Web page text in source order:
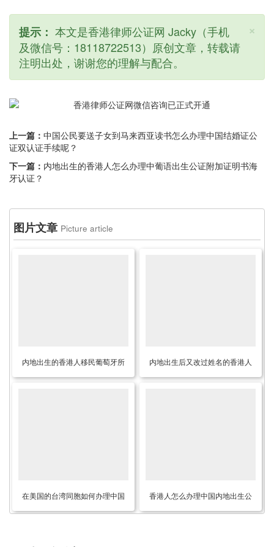
×
提示： 本文是香港律师公证网 Jacky（手机
及微信号：18118722513）原创文章，转载请
注明出处，谢谢您的理解与配合。
上一篇： 中国公民要送子女到马来西亚读书怎么办理中国结婚证公
证双认证手续呢？
下一篇： 内地出生的香港人怎么办理中葡语出生公证附加证明书海
牙认证？
图片文章 Picture article
内地出生的香港人移民葡萄牙所
需的中英文出生公证书海牙认证
内地出生后又改过姓名的香港人
怎么办理曾用名公证及外交部领
在美国的台湾同胞如何办理中国
内地无犯罪记录公证书用于申请
香港人怎么办理中国内地出生公
证海牙认证用于移民新加坡呢？